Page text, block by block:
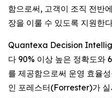
함으로써, 고객이 조직 전반
장을 이룰 수 있도록 지원한
Quantexa Decision
다 90% 이상 높은 정확도와
를 제공함으로써 운영 효율
인 포레스터(Forrester)가